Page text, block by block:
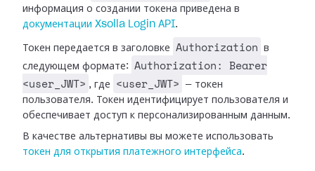
информация о создании токена приведена в
документации Xsolla Login API.
Токен передается в заголовке Authorization
в
следующем формате:
Authorization: Bearer
<user_JWT> , где <user_JWT>
— токен
пользователя. Токен идентифицирует пользователя и
обеспечивает доступ к персонализированным данным.
В качестве альтернативы вы можете использовать
токен для открытия платежного интерфейса.